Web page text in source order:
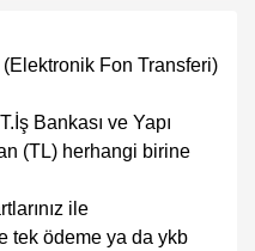
Fon Transferi)
Bankası ve Yapı
(TL) herhangi birine
ile
tek ödeme ya da ykb